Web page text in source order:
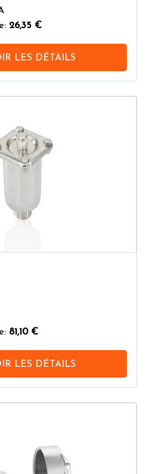
26,35 €
LES DÉTAILS
81,10 €
LES DÉTAILS